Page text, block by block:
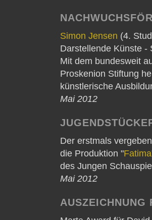
Simon Jensen (4.
Darstellende Künste -
Mit dem bundesweit
Proskenion Stiftung
künstlerische
Mai 2012
Der erstmals
die Produktion "Fatima
des Jungen
Mai 2012
AUSZEICHNUNG